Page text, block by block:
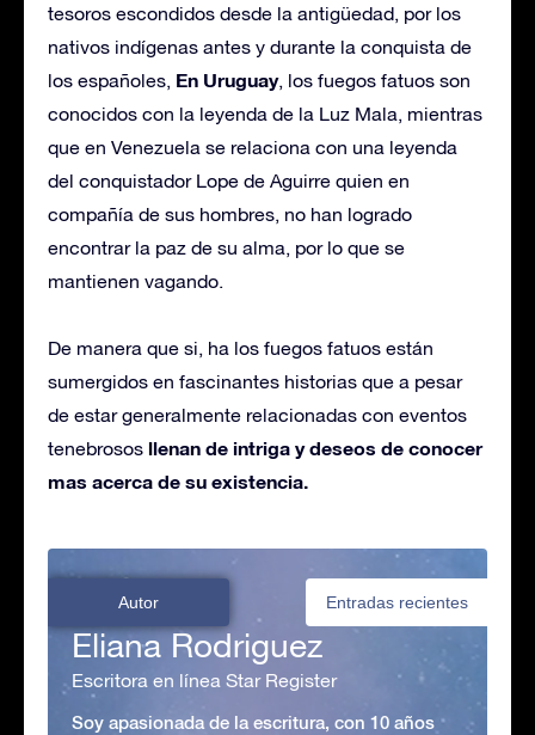
tesoros escondidos desde la antigüedad, por los
nativos indígenas antes y durante la conquista de
los españoles, En Uruguay, los fuegos fatuos son
conocidos con la leyenda de la Luz Mala, mientras
que en Venezuela se relaciona con una leyenda
del conquistador Lope de Aguirre quien en
compañía de sus hombres, no han logrado
encontrar la paz de su alma, por lo que se
mantienen vagando.
De manera que si, ha los fuegos fatuos están
sumergidos en fascinantes historias que a pesar
de estar generalmente relacionadas con eventos
tenebrosos llenan de intriga y deseos de conocer
mas acerca de su existencia.
Autor Entradas recientes
Eliana Rodriguez
Escritora en línea Star Register
Soy apasionada de la escritura, con 10 años